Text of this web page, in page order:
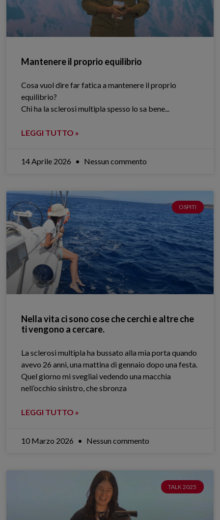
Mantenere il proprio equilibrio
Cosa vuol dire far fatica a mantenere il proprio
equilibrio?
Chi ha la sclerosi multipla spesso lo sa bene.​..
LEGGI TUTTO »
14 Aprile 2026 Nessun commento
OSPITI
Nella vita ci sono cose che cerchi e altre che
ti vengono a cercare.
La sclerosi multipla ha bussato alla mia porta quando
avevo 26 anni, una mattina di gennaio dopo una festa.
Quel giorno mi svegliai vedendo una macchia
nell’occhio sinistro, che sbronza
LEGGI TUTTO »
10 Marzo 2026 Nessun commento
TALK 2025